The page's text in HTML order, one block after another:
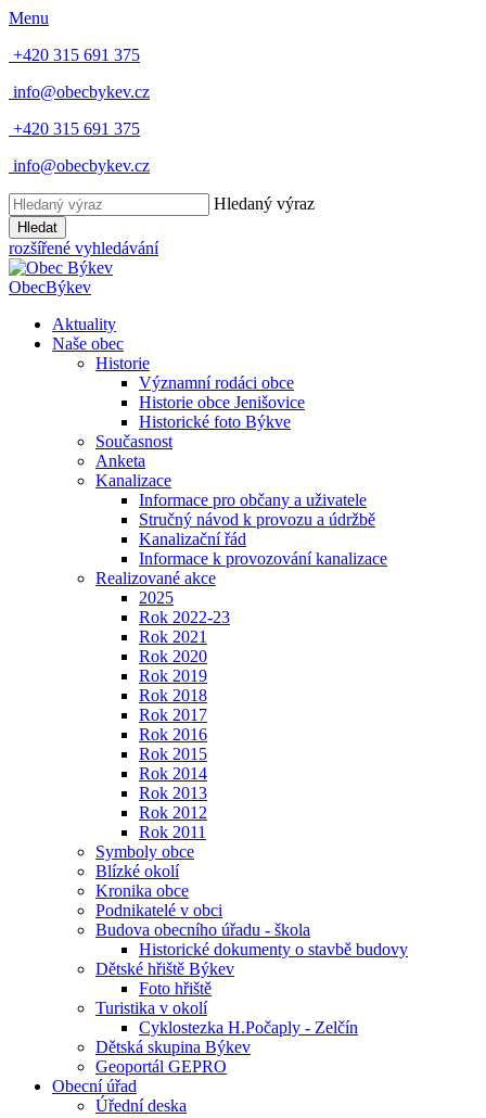
Menu
+420 315 691 375
info@obecbykev.cz
+420 315 691 375
info@obecbykev.cz
Hledaný výraz
Hledat
rozšířené vyhledávání
ObecBýkev
Aktuality
Naše obec
Historie
Významní rodáci obce
Historie obce Jenišovice
Historické foto Býkve
Současnost
Anketa
Kanalizace
Informace pro občany a uživatele
Stručný návod k provozu a údržbě
Kanalizační řád
Informace k provozování kanalizace
Realizované akce
2025
Rok 2022-23
Rok 2021
Rok 2020
Rok 2019
Rok 2018
Rok 2017
Rok 2016
Rok 2015
Rok 2014
Rok 2013
Rok 2012
Rok 2011
Symboly obce
Blízké okolí
Kronika obce
Podnikatelé v obci
Budova obecního úřadu - škola
Historické dokumenty o stavbě budovy
Dětské hřiště Býkev
Foto hřiště
Turistika v okolí
Cyklostezka H.Počaply - Zelčín
Dětská skupina Býkev
Geoportál GEPRO
Obecní úřad
Úřední deska